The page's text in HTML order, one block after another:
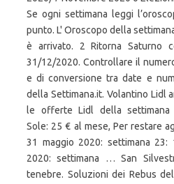
Se ogni settimana leggi
punto. L' Oroscopo della
è arrivato. 2 Ritorna Saturno
31/12/2020. Controllare il
e di conversione tra date e
della Settimana.it. Volantino Lidl
le offerte Lidl della settimana
Sole: 25 € al mese, Per restare
31 maggio 2020: settimana
2020: settimana … San
tenebre. Soluzioni dei Rebus